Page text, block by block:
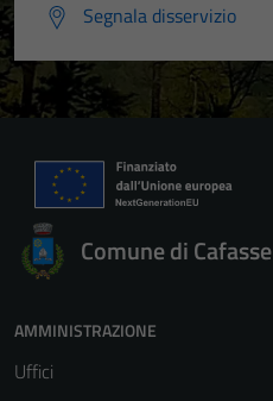
Segnala disservizio
Comune di Cafasse
AMMINISTRAZIONE
Uffici